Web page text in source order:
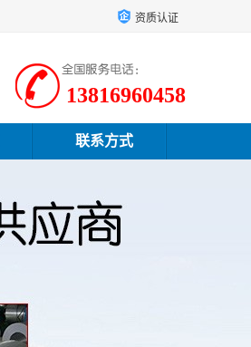
资质认证
13816960458
联系方式